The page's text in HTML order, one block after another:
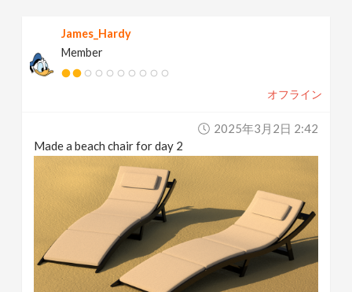
James_Hardy
Member
オフライン
2025年3月2日 2:42
Made a beach chair for day 2